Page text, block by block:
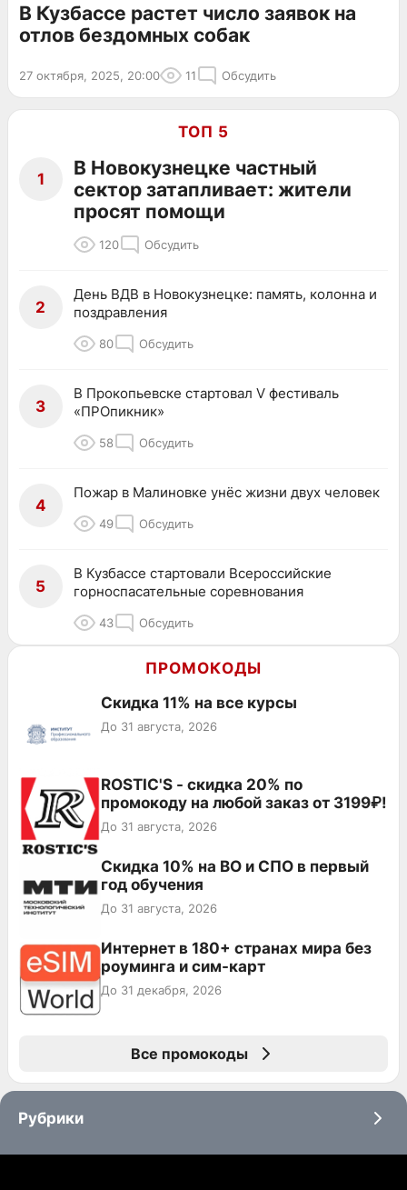
В Кузбассе растет число заявок на
отлов бездомных собак
27 октября, 2025, 20:00 11 Обсудить
ТОП 5
1
В Новокузнецке частный
сектор затапливает: жители
просят помощи
120 Обсудить
2
День ВДВ в Новокузнецке: память, колонна и
поздравления
80 Обсудить
3
В Прокопьевске стартовал V фестиваль
«ПРОпикник»
58 Обсудить
4
Пожар в Малиновке унёс жизни двух человек
49 Обсудить
5
В Кузбассе стартовали Всероссийские
горноспасательные соревнования
43 Обсудить
ПРОМОКОДЫ
Скидка 11% на все курсы
До 31 августа, 2026
ROSTIC'S - скидка 20% по
промокоду на любой заказ от 3199₽!
До 31 августа, 2026
Скидка 10% на ВО и СПО в первый
год обучения
До 31 августа, 2026
Интернет в 180+ странах мира без
роуминга и сим-карт
До 31 декабря, 2026
Все промокоды
Рубрики